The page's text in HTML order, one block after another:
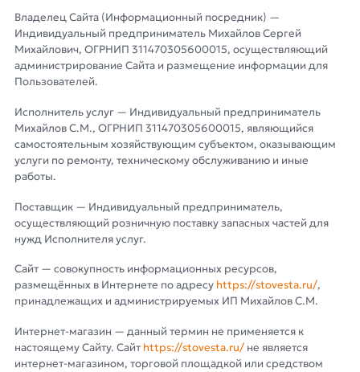
Владелец Сайта (Информационный посредник) —
Индивидуальный предприниматель Михайлов Сергей
Михайлович, ОГРНИП 311470305600015, осуществляющий
администрирование Сайта и размещение информации для
Пользователей.
Исполнитель услуг — Индивидуальный предприниматель
Михайлов С.М., ОГРНИП 311470305600015, являющийся
самостоятельным хозяйствующим субъектом, оказывающим
услуги по ремонту, техническому обслуживанию и иные
работы.
Поставщик — Индивидуальный предприниматель,
осуществляющий розничную поставку запасных частей для
нужд Исполнителя услуг.
Сайт — совокупность информационных ресурсов,
размещённых в Интернете по адресуhttps://stovesta.ru/,
принадлежащих и администрируемых ИП Михайлов С.М.
Интернет-магазин — данный термин не применяется к
настоящему Сайту. Сайтhttps://stovesta.ru/не является
интернет-магазином, торговой площадкой или средством